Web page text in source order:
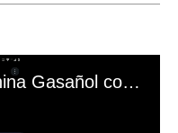
El mal momento de Yanina Gasañol con un hincha argentino en "Subrayado"